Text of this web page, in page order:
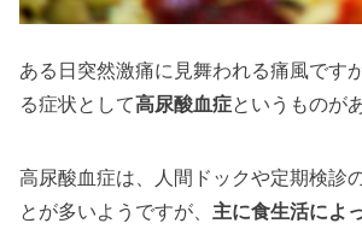
ある日突然激痛に見舞われる痛風です
る症状として高尿酸血症というものが
高尿酸血症は、人間ドックや定期検診
とが多いようですが、 主に食生活によ